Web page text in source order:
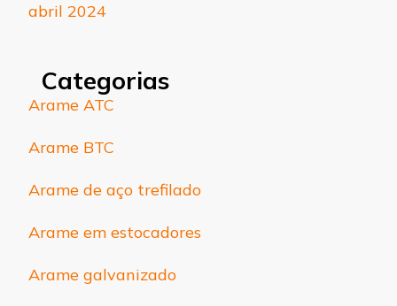
abril 2024
Categorias
Arame ATC
Arame BTC
Arame de aço trefilado
Arame em estocadores
Arame galvanizado